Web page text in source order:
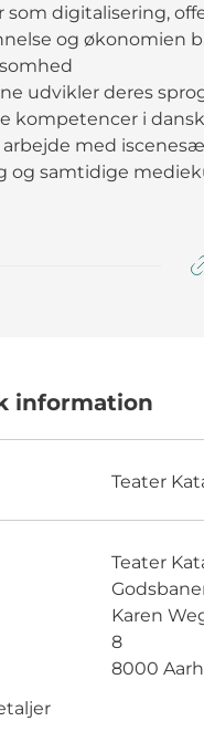
som digitalisering,
og økonomien
udvikler deres
kompetencer i
med
og samtidige
information
Teater
Teater
Karen
8
8000